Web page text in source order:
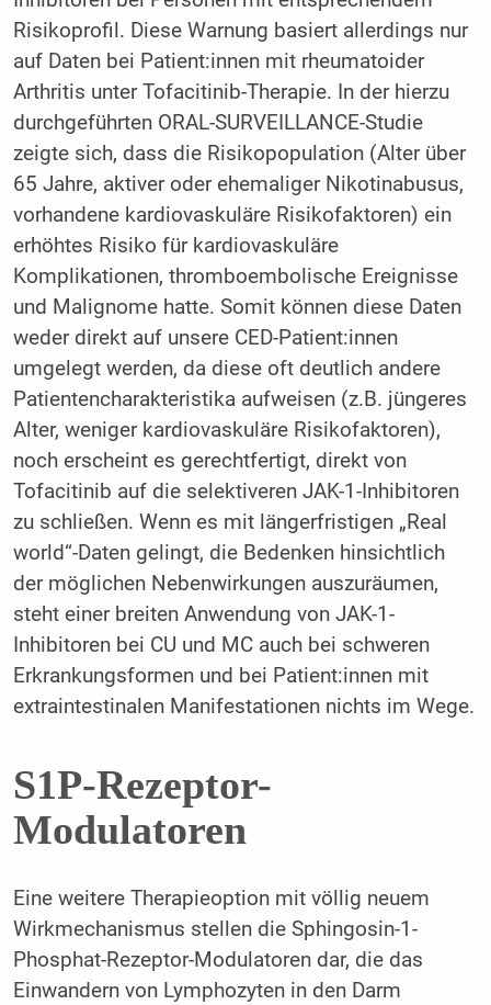
Risikoprofil. Diese Warnung basiert allerdings nur
auf Daten bei Patient:innen mit rheumatoider
Arthritis unter Tofacitinib-Therapie. In der hierzu
durchgeführten ORAL-SURVEILLANCE-Studie
zeigte sich, dass die Risikopopulation (Alter über
65 Jahre, aktiver oder ehemaliger Nikotinabusus,
vorhandene kardiovaskuläre Risikofaktoren) ein
erhöhtes Risiko für kardiovaskuläre
Komplikationen, thromboembolische Ereignisse
und Malignome hatte. Somit können diese Daten
weder direkt auf unsere CED-Patient:innen
umgelegt werden, da diese oft deutlich andere
Patientencharakteristika aufweisen (z.B. jüngeres
Alter, weniger kardiovaskuläre Risikofaktoren),
noch erscheint es gerechtfertigt, direkt von
Tofacitinib auf die selektiveren JAK-1-Inhibitoren
zu schließen. Wenn es mit längerfristigen „Real
world“-Daten gelingt, die Bedenken hinsichtlich
der möglichen Nebenwirkungen auszuräumen,
steht einer breiten Anwendung von JAK-1-
Inhibitoren bei CU und MC auch bei schweren
Erkrankungsformen und bei Patient:innen mit
extraintestinalen Manifestationen nichts im Wege.
S1P-Rezeptor-
Modulatoren
Eine weitere Therapieoption mit völlig neuem
Wirkmechanismus stellen die Sphingosin-1-
Phosphat-Rezeptor-Modulatoren dar, die das
Einwandern von Lymphozyten in den Darm